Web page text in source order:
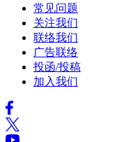
常见问题
关注我们
联络我们
广告联络
投函/投稿
加入我们